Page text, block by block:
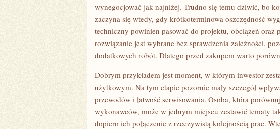
wynegocjować jak najniżej. Trudno się temu dziwić, bo
zaczyna się wtedy, gdy krótkoterminowa oszczędność
techniczny powinien pasować do projektu, obciążeń oraz
rozwiązanie jest wybrane bez sprawdzenia zależności,
dodatkowych robót. Dlatego przed zakupem warto
Dobrym przykładem jest moment, w którym inwestor
użytkowym. Na tym etapie pozornie mały szczegół
przewodów i łatwość serwisowania. Osoba, która
wykonawców, może w jednym miejscu zestawić tematy
dopiero ich połączenie z rzeczywistą kolejnością prac.